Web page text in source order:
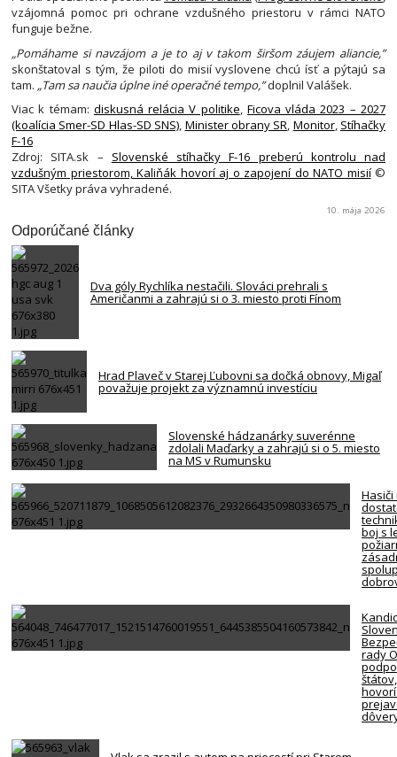
vzájomná pomoc pri ochrane vzdušného priestoru v rámci NATO
funguje bežne.
„Pomáhame si navzájom a je to aj v takom širšom záujem aliancie,”
skonštatoval s tým, že piloti do misií vyslovene chcú ísť a pýtajú sa
tam. „Tam sa naučia úplne iné operačné tempo,”doplnil Valášek.
Viac k témam: diskusná relácia V politike, Ficova vláda 2023 – 2027
(koalícia Smer-SD Hlas-SD SNS), Minister obrany SR, Monitor, Stíhačky
F-16
Zdroj: SITA.sk – Slovenské stíhačky F-16 preberú kontrolu nad
vzdušným priestorom, Kaliňák hovorí aj o zapojení do NATO misií©
SITA Všetky práva vyhradené.
10. mája 2026
Odporúčané články
Dva góly Rychlíka nestačili. Slováci prehrali s
Američanmi a zahrajú si o 3. miesto proti Fínom
Hrad Plaveč v Starej Ľubovni sa dočká obnovy, Migaľ
považuje projekt za významnú investíciu
Slovenské hádzanárky suverénne
zdolali Maďarky a zahrajú si o 5. miesto
na MS v Rumunsku
Hasiči
boj s
rady